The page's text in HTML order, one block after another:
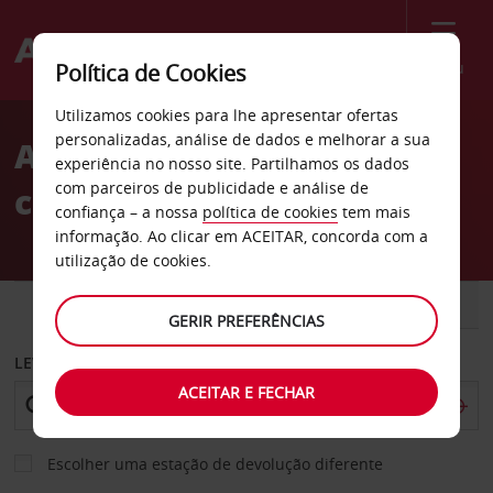
Menu
Welcome
AvisAluguer de
carros Arkansas
CARRO COMERCIAIS
LEVANTAR EM
Escolher uma estação de devolução diferente
Política de Cookies
Utilizamos cookies para lhe apresentar ofertas
personalizadas, análise de dados e melhorar a sua
experiência no nosso site. Partilhamos os dados
com parceiros de publicidade e análise de
confiança – a nossa política de cookies tem mais
informação. Ao clicar em ACEITAR, concorda com a
utilização de cookies.
GERIR PREFERÊNCIAS
ACEITAR E FECHAR